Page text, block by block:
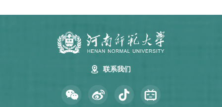
联系我们